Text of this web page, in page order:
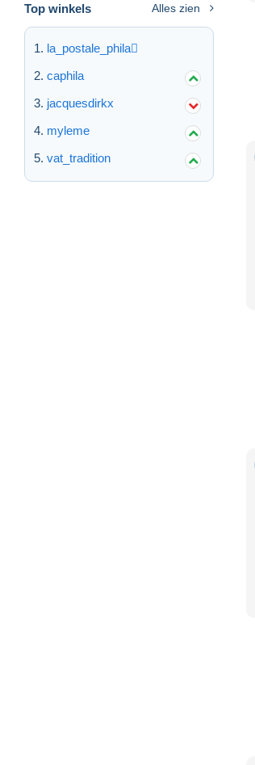
Top winkels Alles zien
la_postale_phila
caphila
jacquesdirkx
myleme
vat_tradition